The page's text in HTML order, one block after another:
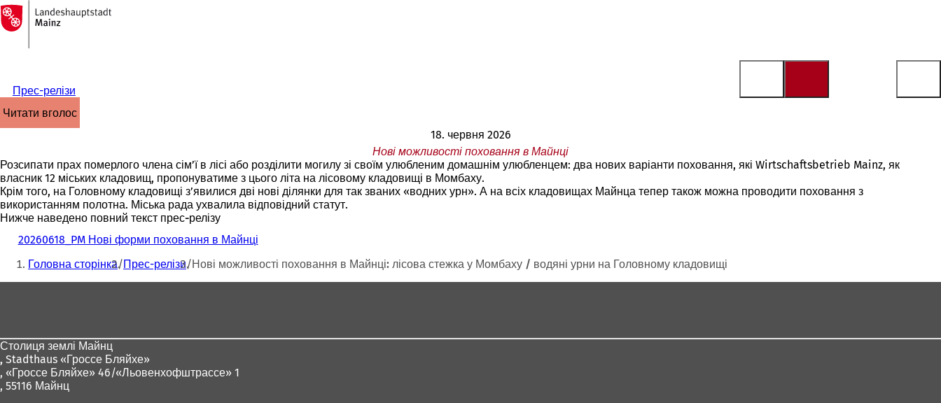
Перейти до змісту
На
головну
сторінку
Прес-релізи
читати вголос
18. червня 2026
Нові можливості поховання в Майнці
Розсипати прах померлого члена сім’ї в лісі або розділити могилу зі своїм улюбленим домашнім улюбленцем: два нових варіанти поховання, які Wirtschaftsbetrieb Mainz, як
власник 12 міських кладовищ, пропонуватиме з цього літа на лісовому кладовищі в Момбаху.
Крім того, на Головному кладовищі з’явилися дві нові ділянки для так званих «водних урн». А на всіх кладовищах Майнца тепер також можна проводити поховання з
використанням полотна. Міська рада ухвалила відповідний статут.
Нижче наведено повний текст прес-релізу
20260618_PM Нові форми поховання в Майнці
Ти
тут:
Головна сторінка Прес-релізи Нові можливості поховання в Майнці: лісова стежка у Момбаху / водяні урни на Головному кладовищі
Столиця землі Майнц
, Stadthaus «Гроссе Бляйхе»
, «Гроссе Бляйхе» 46/«Льовенхофштрассе» 1
, 55116 Майнц